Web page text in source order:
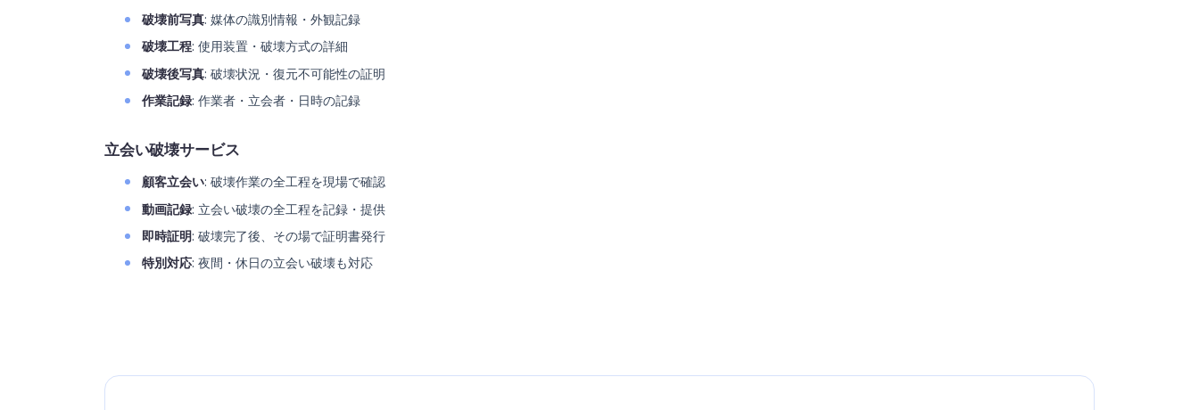
破壊前写真: 媒体の識別情報・外観記録
破壊工程: 使用装置・破壊方式の詳細
破壊後写真: 破壊状況・復元不可能性の証明
作業記録: 作業者・立会者・日時の記録
立会い破壊サービス
顧客立会い: 破壊作業の全工程を現場で確認
動画記録: 立会い破壊の全工程を記録・提供
即時証明: 破壊完了後、その場で証明書発行
特別対応: 夜間・休日の立会い破壊も対応